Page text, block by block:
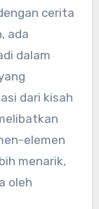
cerita
ada
dalam
dari kisah
elemen
menarik,
oleh